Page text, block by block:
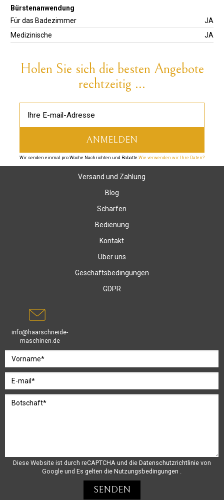
Bürstenanwendung
Für das Badezimmer
JA
Medizinische
JA
Holen Sie sich die besten Angebote
rechtzeitig ...
Wir senden einmal pro Woche Nachrichten und Rabatte.Wie verwenden wir Ihre Daten?
Versand und Zahlung
Blog
Scharfen
Bedienung
Kontakt
Über uns
Geschäftsbedingungen
GDPR
info@haarschneide-
maschinen.de
Diese Website ist durch reCAPTCHA und die Datenschutzrichtlinie von
Google und Es gelten die Nutzungsbedingungen .